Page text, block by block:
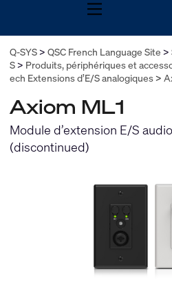
MENU
QSYS.com (English)
India (English)
Deutsch
Español
Français
日本語
한국어
Q-SYS QSC French Language Site
S
Produits, périphériques et
ech Extensions d’E/S analogiques
Axiom ML1
Module d’extension E/S
(discontinued)